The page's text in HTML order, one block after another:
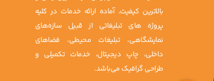
بالاترین کیفیت، آماده ارائه خدمات در کلیه
پروژه ‌های تبلیغاتی از قبیل سازه‌های
نمایشگاهی، تبلیغات محیطی، فضاهای
داخلی، چاپ دیجیتال، خدمات تکمیلی و
طراحی گرافیک می‌باشد.